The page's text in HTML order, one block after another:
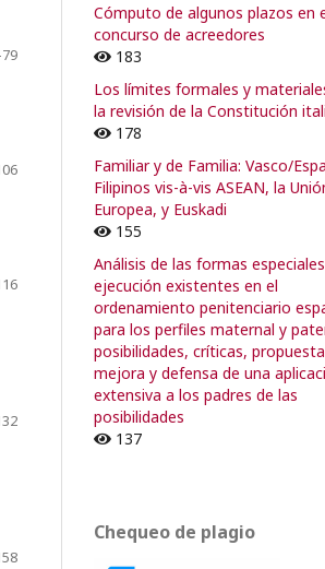
Cómputo de algunos plazos en
concurso de acreedores
183
Los límites formales y
la revisión de la Constitución
178
Familiar y de Familia: Vasco/
Filipinos vis-à-vis ASEAN, la
Europea, y Euskadi
155
Análisis de las formas
ejecución existentes en el
ordenamiento penitenciario
para los perfiles maternal y
posibilidades, críticas,
mejora y defensa de una
extensiva a los padres de las
posibilidades
137
Chequeo de plagio